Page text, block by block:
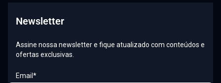
Newsletter
Assine nossa newsletter e fique atualizado com conteúdos e
ofertas exclusivas.
Email*